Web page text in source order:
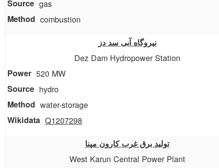
gas
combustion
نیروگاه آبی سد دز
Dez Dam Hydropower Station
520 MW
hydro
water-storage
Q1207298
تولید برق غرب کارون مپنا
West Karun Central Power Plant